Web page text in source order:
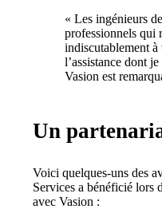
« Les ingénieurs
professionnels qui
indiscutablement à
l’assistance dont
Vasion est
Un
Voici quelques-uns des
Services a bénéficié lors
avec Vasion :